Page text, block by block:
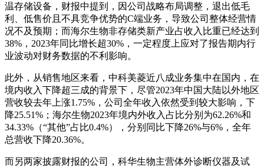
温存储设备，财报中提到，因公司战略布局调整，退出低毛
利、低售价且不具竞争优势的C端业务，导致公司整体经营情
况不及预期；而海尔生物非存储类新产业占收入比重已经达到
38%，2023年同比增长超30%，一定程度上应对了报告期内行
业波动对财务数据的不利影响。
此外，从销售地区来看，中科美菱近八成业务集中在国内，在
境内收入下降超三成的背景下，尽管2023年中国大陆以外地区
营收较去年上涨1.75%，公司全年收入依然受到较大影响，下
降25.51%；海尔生物2023年境内外收入占比分别为62.26%和
34.33%（“其他”占比0.4%），分别同比下降26%与6%，全年
总营收下降20.36%。
而另两家披露财报的公司，科华生物主营体外诊断仪器及试